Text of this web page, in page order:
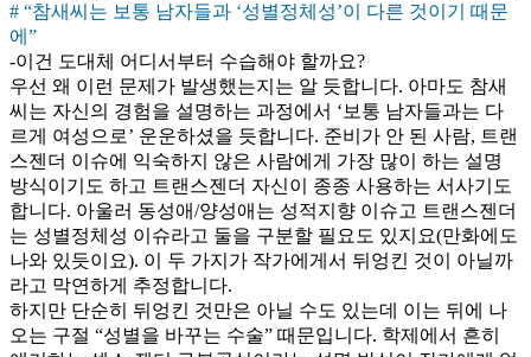
# “참새씨는 보통 남자들과 ‘성별정체성’이 다른 것이기 때문
에”
-이건 도대체 어디서부터 수습해야 할까요?
우선 왜 이런 문제가 발생했는지는 알 듯합니다. 아마도 참새
씨는 자신의 경험을 설명하는 과정에서 ‘보통 남자들과는 다
르게 여성으로’ 운운하셨을 듯합니다. 준비가 안 된 사람, 트랜
스젠더 이슈에 익숙하지 않은 사람에게 가장 많이 하는 설명
방식이기도 하고 트랜스젠더 자신이 종종 사용하는 서사기도
합니다. 아울러 동성애/양성애는 성적지향 이슈고 트랜스젠더
는 성별정체성 이슈라고 둘을 구분할 필요도 있지요(만화에도
나와 있듯이요). 이 두 가지가 작가에게서 뒤엉킨 것이 아닐까
라고 막연하게 추정합니다.
하지만 단순히 뒤엉킨 것만은 아닐 수도 있는데 이는 뒤에 나
오는 구절 “성별을 바꾸는 수술” 때문입니다. 학제에서 흔히